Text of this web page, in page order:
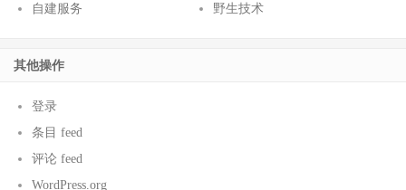
自建服务
野生技术
其他操作
登录
条目 feed
评论 feed
WordPress.org